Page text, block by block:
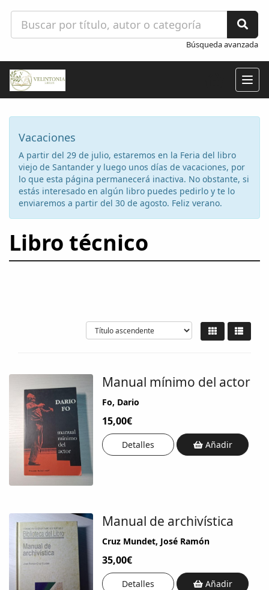
Búsqueda avanzada
Vacaciones
A partir del 29 de julio, estaremos en la Feria del libro
viejo de Santander y luego unos días de vacaciones, por
lo que esta página permanecerá inactiva. No obstante, si
estás interesado en algún libro puedes pedirlo y te lo
enviaremos a partir del 30 de agosto. Feliz verano.
Libro técnico
Manual mínimo del actor
Fo, Dario
15,00€
Detalles Añadir
Manual de archivística
Cruz Mundet, José Ramón
35,00€
Detalles Añadir